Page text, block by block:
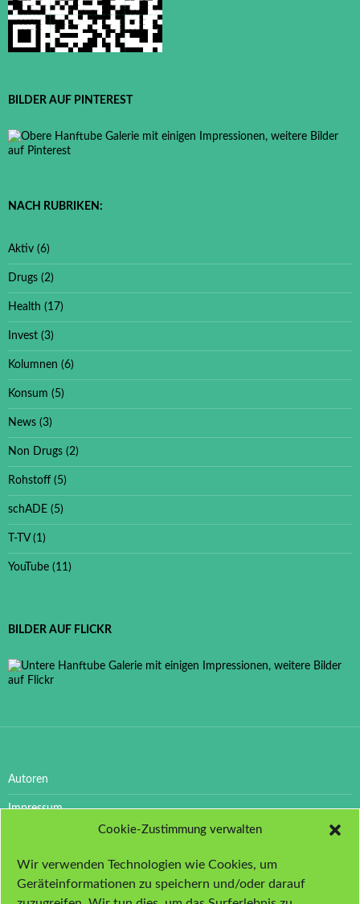
Cookie-Zustimmung verwalten
Wir verwenden Technologien wie Cookies, um
Geräteinformationen zu speichern und/oder darauf
BILDER AUF PINTEREST
NACH RUBRIKEN:
Aktiv (6)
Drugs (2)
Health (17)
Invest (3)
Kolumnen (6)
Konsum (5)
News (3)
Non Drugs (2)
Rohstoff (5)
schADE (5)
T-TV(1)
YouTube (11)
BILDER AUF FLICKR
Autoren
Impressum
Datenschutzerklärung
Cookie-Richtlinie (EU)